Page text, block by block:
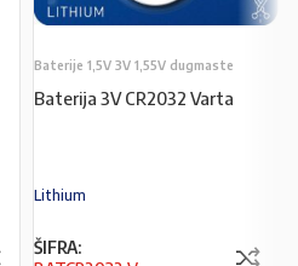
Baterije 1,5V 3V 1,55V dugmaste
Baterija 3V CR2032 Varta
Lithium
ŠIFRA: